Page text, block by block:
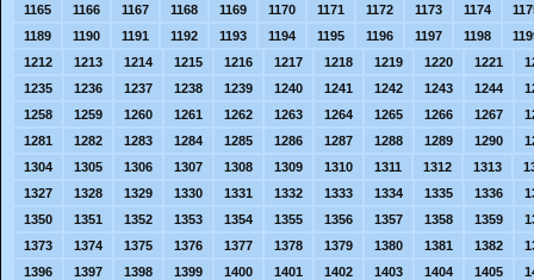
1165
1166 1167 1168 1169 1170 1171 1172 1173 1174
1189
1190 1191 1192 1193 1194 1195 1196 1197 1198
1212
1213 1214 1215 1216 1217 1218 1219 1220 1221
1235
1236 1237 1238 1239 1240 1241 1242 1243 1244
1258
1259 1260 1261 1262 1263 1264 1265 1266 1267
1281
1282 1283 1284 1285 1286 1287 1288 1289 1290
1304
1305 1306 1307 1308 1309 1310 1311 1312 1313
1327
1328 1329 1330 1331 1332 1333 1334 1335 1336
1350
1351 1352 1353 1354 1355 1356 1357 1358 1359
1373
1374 1375 1376 1377 1378 1379 1380 1381 1382
1396
1397 1398 1399 1400 1401 1402 1403 1404 1405